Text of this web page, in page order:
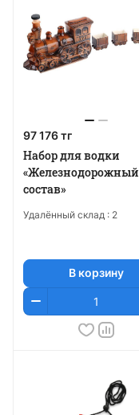
97 176 тг
Набор для водки
«Железнодорожный
состав»
Удалённый склад : 2
В корзину